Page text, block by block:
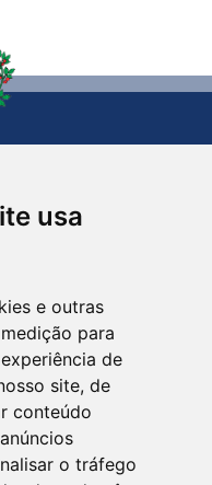
usa
e outras
para
de
site, de
conteúdo
o tráfego
(manhã);
- CEP: 95340-